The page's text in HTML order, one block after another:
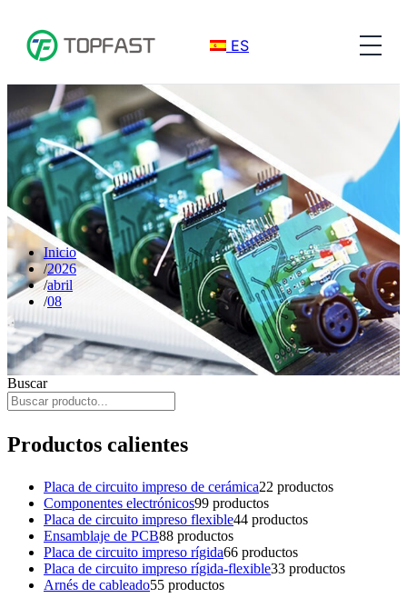
ES
Inicio
2026
abril
08
Buscar
Productos calientes
Placa de circuito impreso de cerámica22 productos
Componentes electrónicos99 productos
Placa de circuito impreso flexible44 productos
Ensamblaje de PCB88 productos
Placa de circuito impreso rígida66 productos
Placa de circuito impreso rígida-flexible33 productos
Arnés de cableado55 productos